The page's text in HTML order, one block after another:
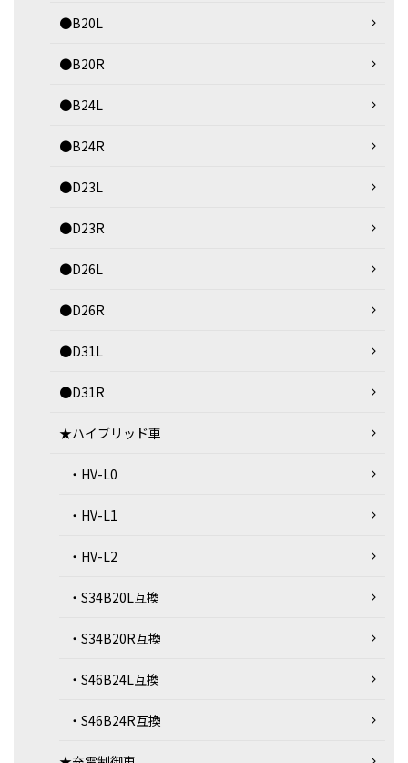
●B20L
●B20R
●B24L
●B24R
●D23L
●D23R
●D26L
●D26R
●D31L
●D31R
★ハイブリッド車
・HV-L0
・HV-L1
・HV-L2
・S34B20L互換
・S34B20R互換
・S46B24L互換
・S46B24R互換